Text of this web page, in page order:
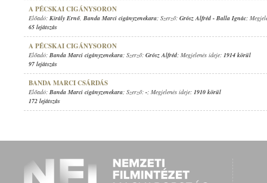
A PÉCSKAI CIGÁNYSORON
Előadó: Király Ernő, Banda Marci cigányzenekara; Szerző: Grósz Alfréd - Balla Ignác;
65 lejátszás
A PÉCSKAI CIGÁNYSORON
Előadó: Banda Marci cigányzenekara; Szerző: Grósz Alfréd; Megjelenés ideje: 1914 körül
97 lejátszás
BANDA MARCI CSÁRDÁS
Előadó: Banda Marci cigányzenekara; Szerző: -; Megjelenés ideje: 1910 körül
172 lejátszás